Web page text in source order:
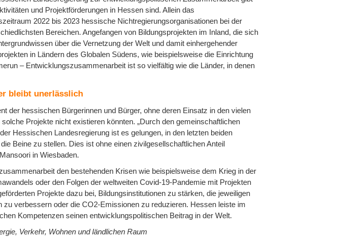
und Projektförderungen in Hessen sind. Allein das
2022 bis 2023 hessische Nichtregierungsorganisationen bei der
Bereichen. Angefangen von Bildungsprojekten im Inland, die sich
über die Vernetzung der Welt und damit einhergehender
in Ländern des Globalen Südens, wie beispielsweise die Einrichtung
– Entwicklungszusammenarbeit ist so vielfältig wie die Länder, in denen
bleibt unerlässlich
der hessischen Bürgerinnen und Bürger, ohne deren Einsatz in den vielen
Projekte nicht existieren könnten. „Durch den gemeinschaftlichen
Hessischen Landesregierung ist es gelungen, in den letzten beiden
Beine zu stellen. Dies ist ohne einen zivilgesellschaftlichen Anteil
in Wiesbaden.
den bestehenden Krisen wie beispielsweise dem Krieg in der
oder den Folgen der weltweiten Covid-19-Pandemie mit Projekten
Projekte dazu bei, Bildungsinstitutionen zu stärken, die jeweiligen
verbessern oder die CO2-Emissionen zu reduzieren. Hessen leiste im
Kompetenzen seinen entwicklungspolitischen Beitrag in der Welt.
Verkehr, Wohnen und ländlichen Raum